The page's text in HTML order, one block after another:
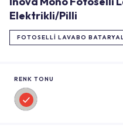
Elektrikli/Pilli
FOTOSELLI LAVABO
RENK TONU